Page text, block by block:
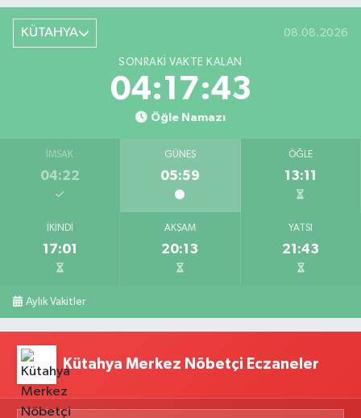
KÜTAHYA 08.08.2026
SONRAKI VAKTE KALAN
04:17:42
Öğle Namazı
İMSAK
04:22
GÜNEŞ
05:59
ÖĞLE
13:11
İKINDI
17:01
AKŞAM
20:13
YATSI
21:43
Aylık Vakitler
Kütahya Merkez Nöbetçi Eczaneler